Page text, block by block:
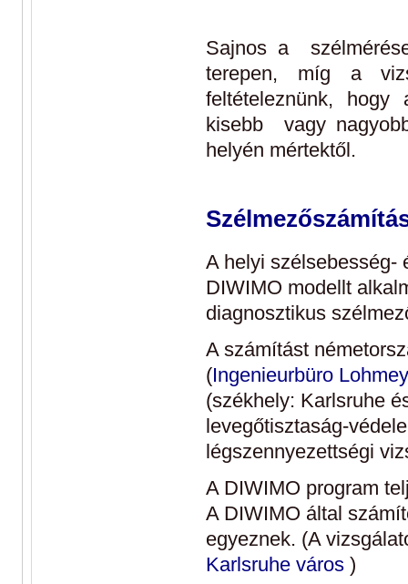
Sajnos a
terepen, míg a
feltételeznünk,
kisebb vagy
helyén mértektől.
A helyi szélsebesség-
DIWIMO modellt
diagnosztikus
A számítást
(Ingenieurbüro
(székhely: Karlsruhe
levegőtisztaság-
légszennyezettségi
A DIWIMO program
A DIWIMO által
egyeznek. (A
Karlsruhe város )